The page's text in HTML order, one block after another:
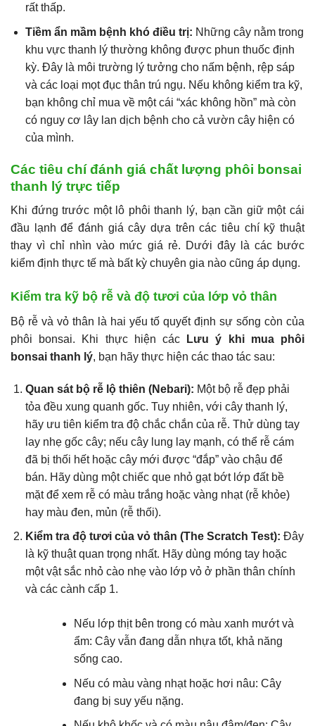
rất thấp.
Tiềm ẩn mầm bệnh khó điều trị: Những cây nằm trong
khu vực thanh lý thường không được phun thuốc định
kỳ. Đây là môi trường lý tưởng cho nấm bệnh, rệp sáp
và các loại mọt đục thân trú ngụ. Nếu không kiểm tra kỹ,
bạn không chỉ mua về một cái “xác không hồn” mà còn
có nguy cơ lây lan dịch bệnh cho cả vườn cây hiện có
của mình.
Các tiêu chí đánh giá chất lượng phôi bonsai
thanh lý trực tiếp
Khi đứng trước một lô phôi thanh lý, bạn cần giữ một cái
đầu lạnh để đánh giá cây dựa trên các tiêu chí kỹ thuật
thay vì chỉ nhìn vào mức giá rẻ. Dưới đây là các bước
kiểm định thực tế mà bất kỳ chuyên gia nào cũng áp dụng.
Kiểm tra kỹ bộ rễ và độ tươi của lớp vỏ thân
Bộ rễ và vỏ thân là hai yếu tố quyết định sự sống còn của
phôi bonsai. Khi thực hiện các
Lưu ý khi mua phôi
bonsai thanh lý, bạn hãy thực hiện các thao tác sau:
Quan sát bộ rễ lộ thiên (Nebari): Một bộ rễ đẹp phải
tỏa đều xung quanh gốc. Tuy nhiên, với cây thanh lý,
hãy ưu tiên kiểm tra độ chắc chắn của rễ. Thử dùng tay
lay nhẹ gốc cây; nếu cây lung lay mạnh, có thể rễ cám
đã bị thối hết hoặc cây mới được “đắp” vào chậu để
bán. Hãy dùng một chiếc que nhỏ gạt bớt lớp đất bề
mặt để xem rễ có màu trắng hoặc vàng nhạt (rễ khỏe)
hay màu đen, mủn (rễ thối).
Kiểm tra độ tươi của vỏ thân (The Scratch Test): Đây
là kỹ thuật quan trọng nhất. Hãy dùng móng tay hoặc
một vật sắc nhỏ cào nhẹ vào lớp vỏ ở phần thân chính
và các cành cấp 1.
Nếu lớp thịt bên trong có màu xanh mướt và
ẩm: Cây vẫn đang dẫn nhựa tốt, khả năng
sống cao.
Nếu có màu vàng nhạt hoặc hơi nâu: Cây
đang bị suy yếu nặng.